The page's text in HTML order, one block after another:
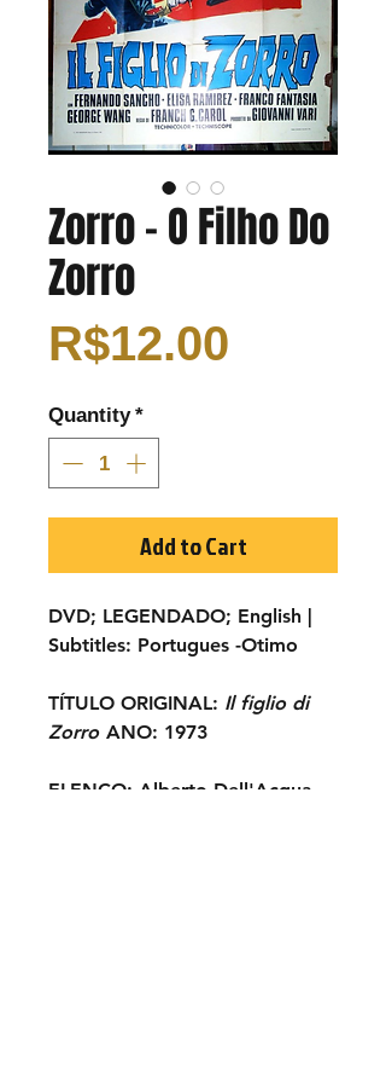
Zorro - O Filho Do
Zorro
R$12.00
Quantity *
Add to Cart
DVD; LEGENDADO; English |
Subtitles: Portugues -Otimo
TÍTULO ORIGINAL: Il figlio di
Zorro ANO: 1973
ELENCO: Alberto Dell'Acqua,